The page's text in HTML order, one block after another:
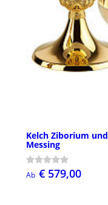
Kelch Ziborium
Messing
Ab € 579,00